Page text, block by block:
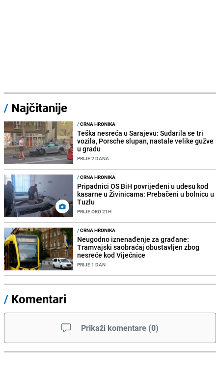
/ Najčitanije
/CRNA HRONIKA
Teška nesreća u Sarajevu: Sudarila se tri
vozila, Porsche slupan, nastale velike gužve
u gradu
PRIJE 2 DANA
/CRNA HRONIKA
Pripadnici OS BiH povrijeđeni u udesu kod
kasarne u Živinicama: Prebačeni u bolnicu u
Tuzlu
PRIJE OKO 21H
/CRNA HRONIKA
Neugodno iznenađenje za građane:
Tramvajski saobraćaj obustavljen zbog
nesreće kod Vijećnice
PRIJE 1 DAN
/ Komentari
Prikaži komentare (0)